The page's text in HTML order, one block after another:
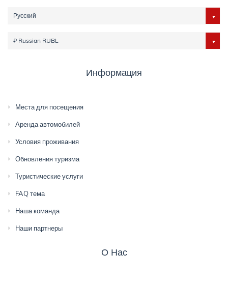
Русский
₽ Russian RUBL
Информация
Места для посещения
Аренда автомобилей
Условия проживания
Обновления туризма
Туристические услуги
FAQ тема
Наша команда
Наши партнеры
О Нас